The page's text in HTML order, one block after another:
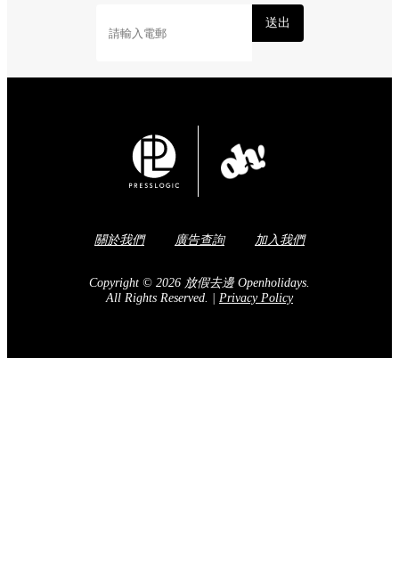
送出
關於我們 廣告查詢 加入我們
Copyright © 2026 放假去邊 Openholidays.
All Rights Reserved.
Privacy Policy